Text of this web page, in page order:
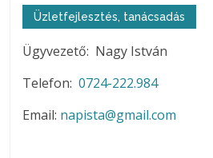
Üzletfejlesztés, tanácsadás
Ügyvezető: Nagy István
Telefon: 0724-222.984
Email: napista@gmail.com